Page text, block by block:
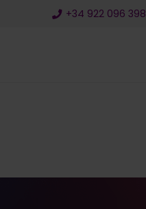
+34 922 096 398